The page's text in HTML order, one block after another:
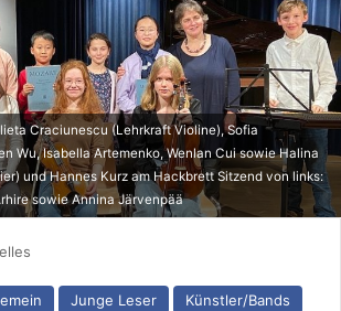
Craciunescu (Lehrkraft Violine), Sofia
Wu, Isabella Artemenko, Wenlan Cui sowie Halina
und Hannes Kurz am Hackbrett Sitzend von links:
sowie Annina Järvenpää
Junge Leser Künstler/Bands